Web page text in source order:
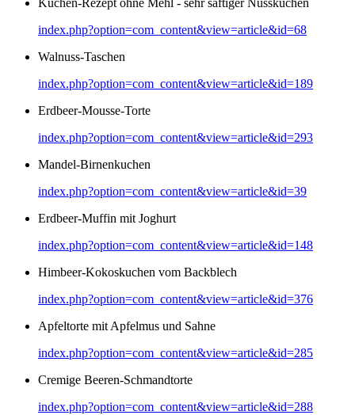
Kuchen-Rezept ohne Mehl - sehr saftiger Nusskuchen
index.php?option=com_content&view=article&id=68
Walnuss-Taschen
index.php?option=com_content&view=article&id=189
Erdbeer-Mousse-Torte
index.php?option=com_content&view=article&id=293
Mandel-Birnenkuchen
index.php?option=com_content&view=article&id=39
Erdbeer-Muffin mit Joghurt
index.php?option=com_content&view=article&id=148
Himbeer-Kokoskuchen vom Backblech
index.php?option=com_content&view=article&id=376
Apfeltorte mit Apfelmus und Sahne
index.php?option=com_content&view=article&id=285
Cremige Beeren-Schmandtorte
index.php?option=com_content&view=article&id=288